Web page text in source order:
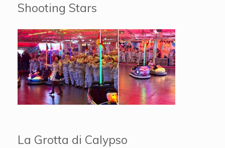
Shooting Stars
La Grotta di Calypso